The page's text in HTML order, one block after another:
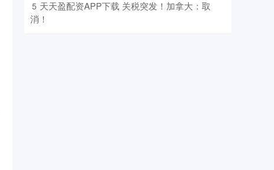
5 ​天天盈配资APP下载 关税突发！加拿大：取
消！